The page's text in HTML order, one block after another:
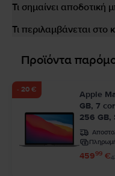
Τι σημαίνει αποδοτική
Τι περιλαμβάνεται στο
Προϊόντα
- 20 €
Apple
GB, 7
256 GB,
Πληρωμή
45999 €